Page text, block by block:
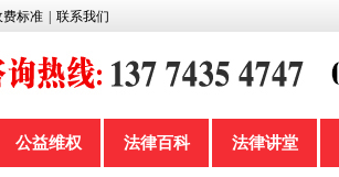
费标准 联系我们
公益维权 法律百科 法律讲堂